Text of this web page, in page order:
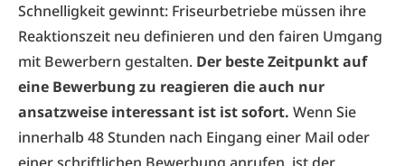
Schnelligkeit gewinnt: Friseurbetriebe müssen ihre
Reaktionszeit neu definieren und den fairen Umgang
mit Bewerbern gestalten. Der beste Zeitpunkt auf
eine Bewerbung zu reagieren die auch nur
ansatzweise interessant ist ist sofort. Wenn Sie
innerhalb 48 Stunden nach Eingang einer Mail oder